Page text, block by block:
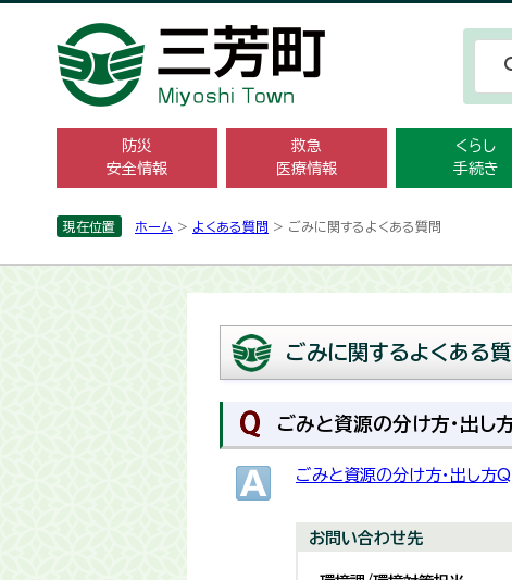
防災
安全情報
救急
医療情報
くらし
手続き
現在位置 ホーム > よくある質問 > ごみに関するよくある質問
ごみに関するよくある質
ごみと資源の分け方・出し
ごみと資源の分け方・出し方
お問い合わせ先